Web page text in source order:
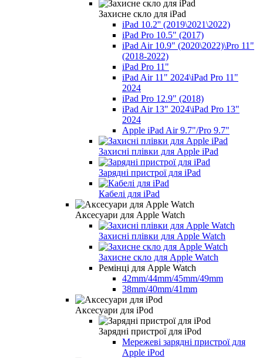
Захисне скло для iPad
iPad 10.2'' (2019\2021\2022)
iPad Pro 10.5" (2017)
iPad Air 10.9" (2020\2022)\Pro 11"
(2018-2022)
iPad Pro 11"
iPad Air 11" 2024\iPad Pro 11"
2024
iPad Pro 12.9" (2018)
iPad Air 13" 2024\iPad Pro 13"
2024
Apple iPad Air 9.7"/Pro 9.7"
Захисні плівки для Apple iPad
Зарядні пристрої для iPad
Кабелі для iPad
Аксесуари для Apple Watch
Захисні плівки для Apple Watch
Захисне скло для Apple Watch
Ремінці для Apple Watch
42mm/44mm/45mm/49mm
38mm/40mm/41mm
Аксесуари для iPod
Зарядні пристрої для iPod
Мережеві зарядні пристрої для
Apple iPod